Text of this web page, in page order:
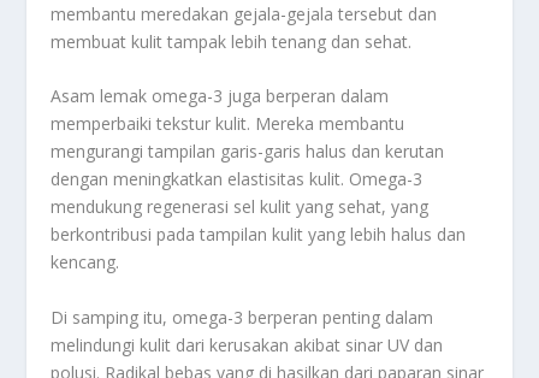
membantu meredakan gejala-gejala tersebut dan
membuat kulit tampak lebih tenang dan sehat.
Asam lemak omega-3 juga berperan dalam
memperbaiki tekstur kulit. Mereka membantu
mengurangi tampilan garis-garis halus dan kerutan
dengan meningkatkan elastisitas kulit. Omega-3
mendukung regenerasi sel kulit yang sehat, yang
berkontribusi pada tampilan kulit yang lebih halus dan
kencang.
Di samping itu, omega-3 berperan penting dalam
melindungi kulit dari kerusakan akibat sinar UV dan
polusi. Radikal bebas yang di hasilkan dari paparan sinar